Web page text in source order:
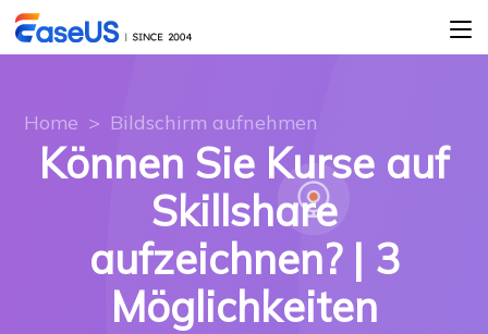
Home > Bildschirm aufnehmen
Können Sie Kurse auf
Skillshare
aufzeichnen? | 3
Möglichkeiten